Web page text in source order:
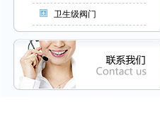
卫生级阀门